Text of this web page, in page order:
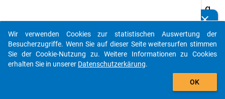
g
doc
tor
al
clear
Kennen Sie Publikationen, die auf Basis unserer
Datenpakete entstanden sind? Dann teilen Sie uns diese
bitte mit...
auto_stories
Wir verwenden Cookies zur statistischen Auswertung der
Besucherzugriffe. Wenn Sie auf dieser Seite weitersurfen stimmen
Sie der Cookie-Nutzung zu. Weitere Informationen zu Cookies
erhalten Sie in unserer Datenschutzerkärung.
OK